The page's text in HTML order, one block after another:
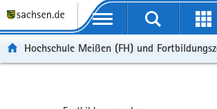
Portalübergreifende Navigation
Hochschule Meißen (FH) und